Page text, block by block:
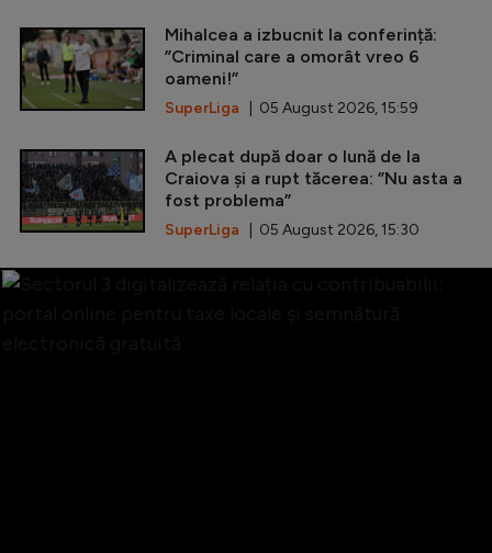
Mihalcea a izbucnit la conferință:
”Criminal care a omorât vreo 6
oameni!”
SuperLiga | 05 August 2026, 15:59
A plecat după doar o lună de la
Craiova și a rupt tăcerea: ”Nu asta a
fost problema”
SuperLiga | 05 August 2026, 15:30